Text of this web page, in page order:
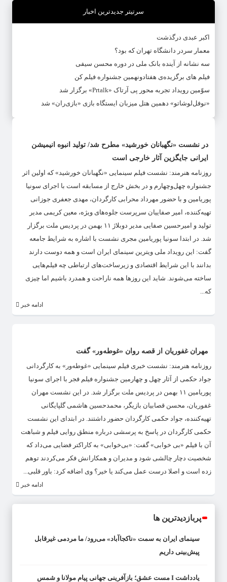
سرتیتر جدیدترین اخبار
اکبر عبدی درگذشت
معمار سردر دانشگاه تهران که بود؟
سه نشانه از آینده بانک ملی در دوره محسن سیفی
فیلم های برگزیده‌ی هفتادونهمین جشنواره فیلم کن
سوّمین رویداد تجربه محور پی آرتاک «Prtalk» برگزار شد
«نوفل‌لوشاتو» دهمین هتل میزبان ایستگاه بازی «بازی‌ران» شد
در نشست «نگهبانان خورشید» مطرح شد/ تولید انبوه انیمیشن
ایرانی جایگزین آثار خارجی است
روزنامه هنرمند: نشست فیلم سینمایی «نگهبانان خورشید» که اولین اثر
جشنواره چهل‌وچهارم و در بخش خارج از مسابقه است با اجرای سونیا
پوریامین و با حضور مهرداد محرابی کارگردان، مهدی جعفری جوزانی
تهیه‌کننده، امیر صفاییان سرپرست جلوه‌های ویژه، معین کریمی مدیر
تولید و امیرحسین صفایی مدیر دوبلاژ ۱۱ بهمن در پردیس ملت برگزار
شد. در ابتدا سونیا پوریامین مجری نشست با اشاره به شرایط جامعه
گفت: این رویداد ملی ویترین سینمای ایران است و همه دوست دارند
بدانند با این شرایط اقتصادی و زیرساخت‌های ارتباطی چه فیلم‌هایی
ساخته می‌شوند. شاید این روزها همه ناراحت و همدرد باشیم اما چیزی
که...
ادامه خبر
مهران غفوریان از قصه روان «غوطه‌ور» گفت
روزنامه هنرمند: نشست خبری فیلم سینمایی «غوطه‌ور» به کارگردانی
جواد حکمی از آثار چهل و چهارمین جشنواره فیلم فجر با اجرای سونیا
پوریامین ۱۱ بهمن در پردیس ملت برگزار شد. در این نشست مهران
غفوریان، محسن قصابیان بازیگر، محمدحسین هاشمی گلپایگانی
تهیه‌کننده، جواد حکمی کارگردان حضور داشتند. در ابتدای این نشست
حکمی کارگردان در پاسخ به پرسشی درباره منطق روایی فیلم و شباهت
آن با فیلم «بی خوابی» گفت: «بی‌خوابی» به کاراکتر فضایی می‌داد که
شخصیت دچار چالشی شود و مدیران و همکارانش فکر می‌کردند توهم
زده است و اصلا درست عمل می‌کند یا خیر؟ وی اضافه کرد: باور قلبی...
ادامه خبر
پربازدیدترین ها
سینمای ایران به سمت «ناکجاآباد» می‌رود/ ما مردمی غیرقابل
پیش‌بینی داریم
یادداشت I مست عشق؛ بازآفرینی جهانی پیام مولانا و شمس